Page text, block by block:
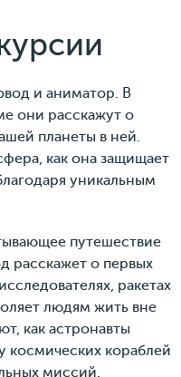
и аниматор. В
они расскажут о
планеты в ней.
как она защищает
уникальным
путешествие
расскажет о первых
ракетах
людям жить вне
как астронавты
космических кораблей
миссий.